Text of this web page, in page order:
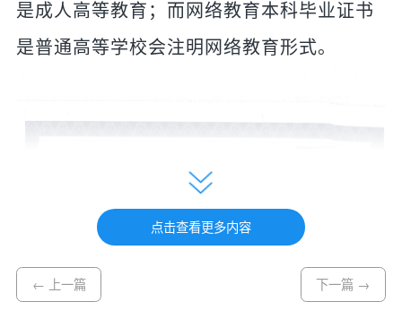
是成人高等教育；而网络教育本科毕业证书
是普通高等学校会注明网络教育形式。
点击查看更多内容
← 上一篇 下一篇 →